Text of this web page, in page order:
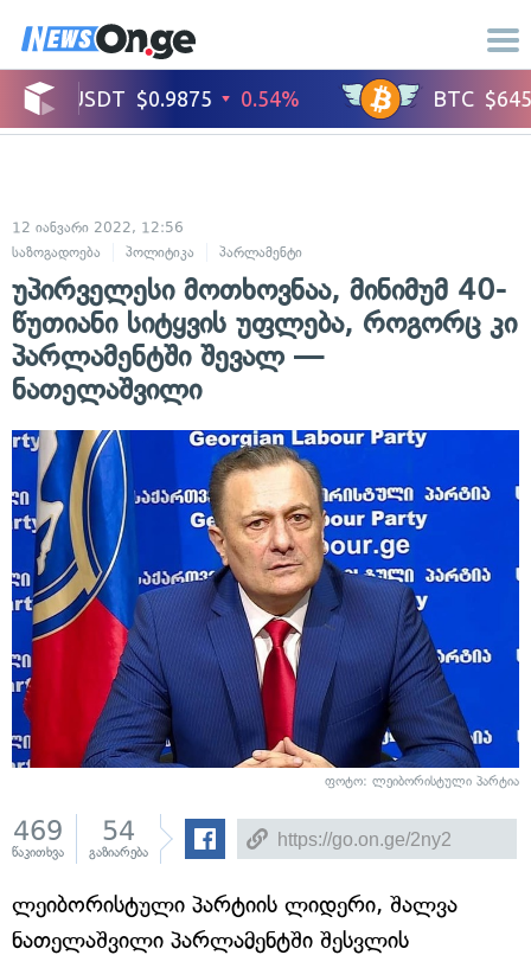
12 იანვარი 2022, 12:56
საზოგადოება
პოლიტიკა პარლამენტი
უპირველესი მოთხოვნაა, მინიმუმ 40-
წუთიანი სიტყვის უფლება, როგორც კი
პარლამენტში შევალ —
ნათელაშვილი
ფოტო: ლეიბორისტული პარტია
469
წაკითხვა
54
გაზიარება
ლეიბორისტული პარტიის ლიდერი, შალვა
ნათელაშვილი პარლამენტში შესვლის